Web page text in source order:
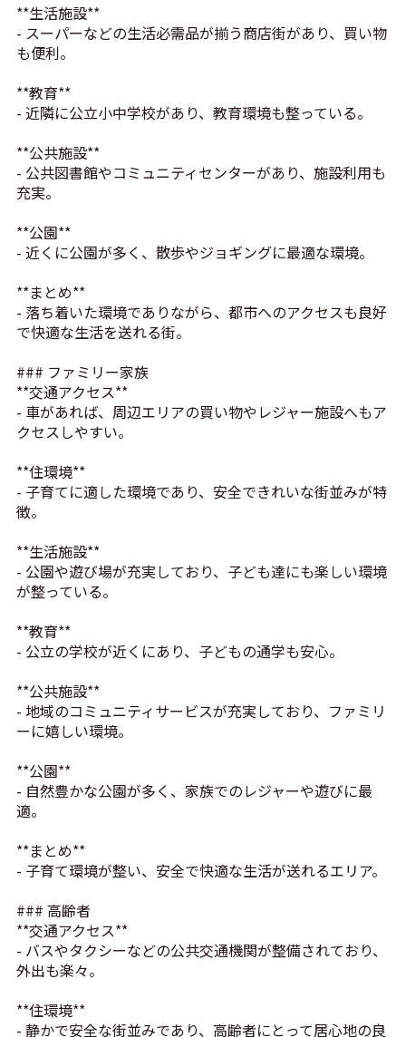
**生活施設**
- スーパーなどの生活必需品が揃う商店街があり、買い物
も便利。
**教育**
- 近隣に公立小中学校があり、教育環境も整っている。
**公共施設**
- 公共図書館やコミュニティセンターがあり、施設利用も
充実。
**公園**
- 近くに公園が多く、散歩やジョギングに最適な環境。
**まとめ**
- 落ち着いた環境でありながら、都市へのアクセスも良好
で快適な生活を送れる街。
### ファミリー家族
**交通アクセス**
- 車があれば、周辺エリアの買い物やレジャー施設へもア
クセスしやすい。
**住環境**
- 子育てに適した環境であり、安全できれいな街並みが特
徴。
**生活施設**
- 公園や遊び場が充実しており、子ども達にも楽しい環境
が整っている。
**教育**
- 公立の学校が近くにあり、子どもの通学も安心。
**公共施設**
- 地域のコミュニティサービスが充実しており、ファミリ
ーに嬉しい環境。
**公園**
- 自然豊かな公園が多く、家族でのレジャーや遊びに最
適。
**まとめ**
- 子育て環境が整い、安全で快適な生活が送れるエリア。
### 高齢者
**交通アクセス**
- バスやタクシーなどの公共交通機関が整備されており、
外出も楽々。
**住環境**
- 静かで安全な街並みであり、高齢者にとって居心地の良